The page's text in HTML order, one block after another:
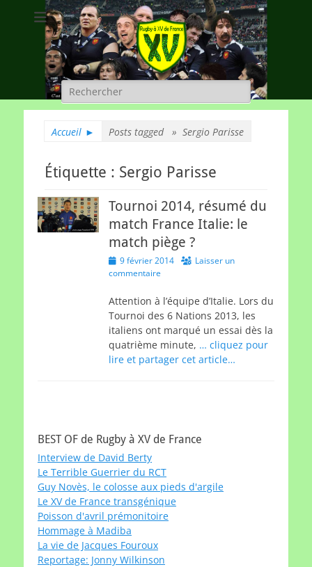
Rugby à XV de
France
A chacun son rugby
Rechercher :
Accueil ► Posts tagged » Sergio Parisse
Étiquette : Sergio Parisse
Tournoi 2014, résumé du
match France Italie: le
match piège ?
Posted
on
9 février 2014
Laisser un
commentaire
Attention à l’équipe d’Italie. Lors du
Tournoi des 6 Nations 2013, les
italiens ont marqué un essai dès la
quatrième minute, … cliquez pour
lire et partager cet article…
BEST OF de Rugby à XV de France
Interview de David Berty
Le Terrible Guerrier du RCT
Guy Novès, le colosse aux pieds d'argile
Le XV de France transgénique
Poisson d'avril prémonitoire
Hommage à Madiba
La vie de Jacques Fouroux
Reportage: Jonny Wilkinson